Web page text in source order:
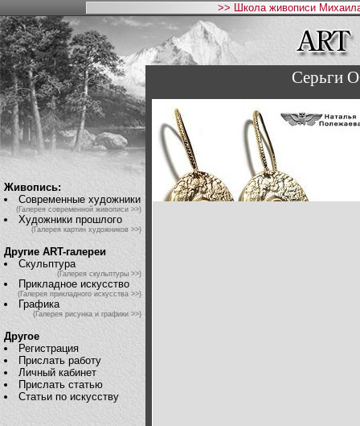
>> Школа живописи
Живопись:
Современные художники
(Галерея современной живописи >>)
Художники прошлого
(Галерея картин художников >>)
Другие ART-галереи
Скульптура
(Галерея скульптуры >>)
Прикладное искусство
(Галерея прикладного искусства >>)
Графика
(Галерея рисунка и графики >>)
Другое
Регистрация
Прислать работу
Личный кабинет
Прислать статью
Статьи по искусству
Серьги